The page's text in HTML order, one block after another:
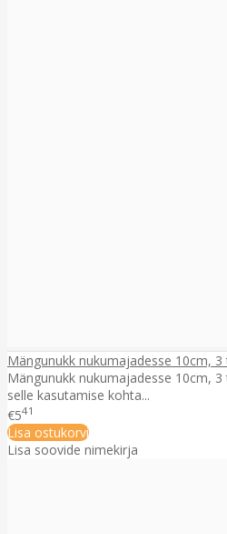
Mängunukk nukumajadesse 10cm, 3
Mängunukk nukumajadesse 10cm,
selle kasutamise kohta...
€541
Lisa ostukorvi
Lisa soovide nimekirja